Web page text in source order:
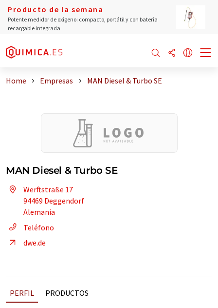
Producto de la semana
Potente medidor de oxígeno: compacto, portátil y con batería
recargable integrada
Home Empresas MAN Diesel & Turbo SE
MAN Diesel & Turbo SE
Werftstraße 17
94469 Deggendorf
Alemania
Teléfono
dwe.de
PERFIL PRODUCTOS